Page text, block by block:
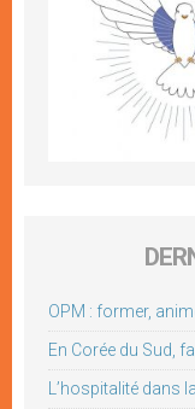
OPM : former,
En Corée du Sud,
L’hospitalité dans